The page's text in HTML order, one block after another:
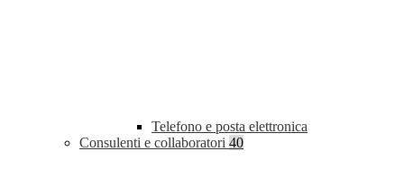
Telefono e posta elettronica
Consulenti e collaboratori 40